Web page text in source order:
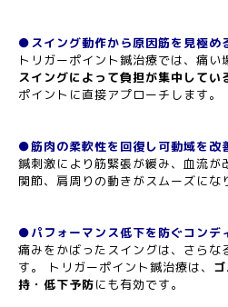
●スイング動作から原因筋を見極め
トリガーポイント鍼治療では、痛い
スイングによって負担が集中してい
ポイントに直接アプローチします。
●筋肉の柔軟性を回復し可動域を改
鍼刺激により筋緊張が緩み、血流が
関節、肩周りの動きがスムーズにな
●パフォーマンス低下を防ぐコンデ
痛みをかばったスイングは、さらな
す。 トリガーポイント鍼治療は、
持・低下予防にも有効です。